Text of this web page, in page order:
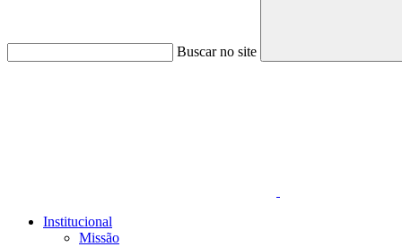
Buscar no site
Institucional
Missão